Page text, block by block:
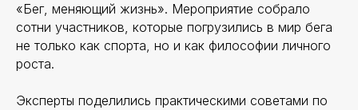
«Бег, меняющий жизнь». Мероприятие собрало
сотни участников, которые погрузились в мир бега
не только как спорта, но и как философии личного
роста.
Эксперты поделились практическими советами по